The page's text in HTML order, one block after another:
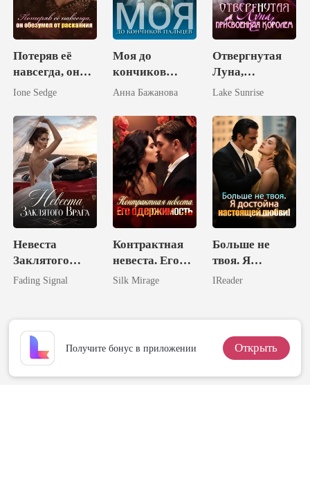
Потеряв её
навсегда, он
обезумел от
Ione Sedge
Моя до
кончиков
пальцев
Анна Бажанова
Отвергнутая
Луна,
присвоенная
Lake Sunrise
Невеста
Заклятого
Врага
Fading Signal
Контрактная
невеста. Его
одержимость
Silk Mirage
Больше не
твоя. Я
достойна
IReader
Получите бонус в приложении Открыть